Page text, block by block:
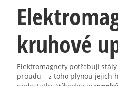
kruhové
Elektromagnety potřebují
proudu – z toho plynou jejich